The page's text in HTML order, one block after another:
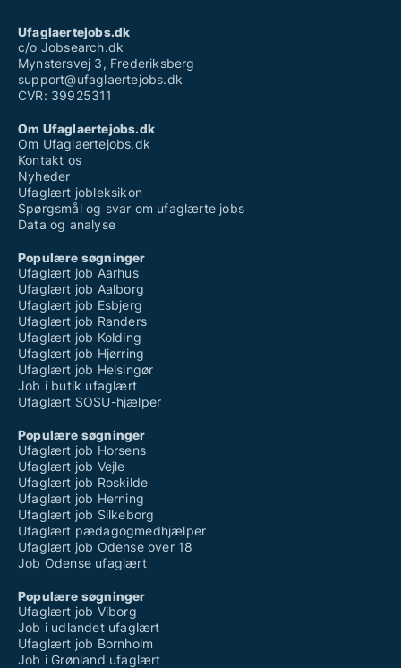
situationer. Og med denne erfaring, kan kunderne går
fra butikken tilfredse, da mit princip er, at kunderne er
i centrum og højest prioriterede. Derfor ligger det
naturligt i mig at kunne håndtere travle hverdage.
Helt ordinært er jeg fleksibel- og kan være til
også weekender og ferie.
Jeg håber meget på at høre nærmere fra jer.
Med venlig hilsen
Riham Bertawi
Ufaglaertejobs.dk
c/o Jobsearch.dk
Mynstersvej 3, Frederiksberg
support@ufaglaertejobs.dk
CVR: 39925311
Om Ufaglaertejobs.dk
Om Ufaglaertejobs.dk
Kontakt os
Nyheder
Ufaglært jobleksikon
Spørgsmål og svar om ufaglærte jobs
Data og analyse
Populære søgninger
Ufaglært job Aarhus
Ufaglært job Aalborg
Ufaglært job Esbjerg
Ufaglært job Randers
Ufaglært job Kolding
Ufaglært job Hjørring
Ufaglært job Helsingør
Job i butik ufaglært
Ufaglært SOSU-hjælper
Populære søgninger
Ufaglært job Horsens
Ufaglært job Vejle
Ufaglært job Roskilde
Ufaglært job Herning
Ufaglært job Silkeborg
Ufaglært pædagogmedhjælper
Ufaglært job Odense over 18
Job Odense ufaglært
Populære søgninger
Ufaglært job Viborg
Job i udlandet ufaglært
Ufaglært job Bornholm
Job i Grønland ufaglært